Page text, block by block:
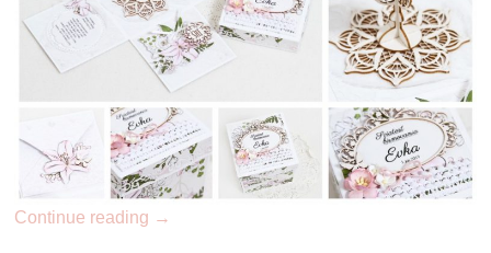
Continue reading →